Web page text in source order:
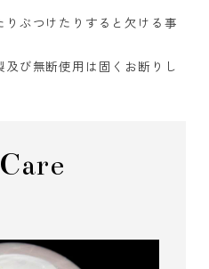
ぶつけたりすると欠ける事
び無断使用は固くお断りし